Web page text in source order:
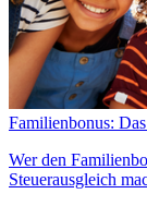
Familienbonus:
Wer den
Steuerausgleich